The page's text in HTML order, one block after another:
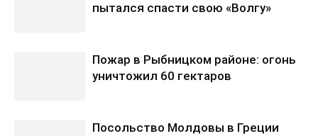
пытался спасти свою «Волгу»
Пожар в Рыбницком районе: огонь
уничтожил 60 гектаров
Посольство Молдовы в Греции